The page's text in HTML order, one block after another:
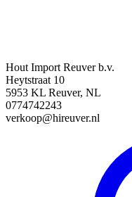
Hout Import Reuver b.v.
Heytstraat 10
5953 KL Reuver, NL
0774742243
verkoop@hireuver.nl